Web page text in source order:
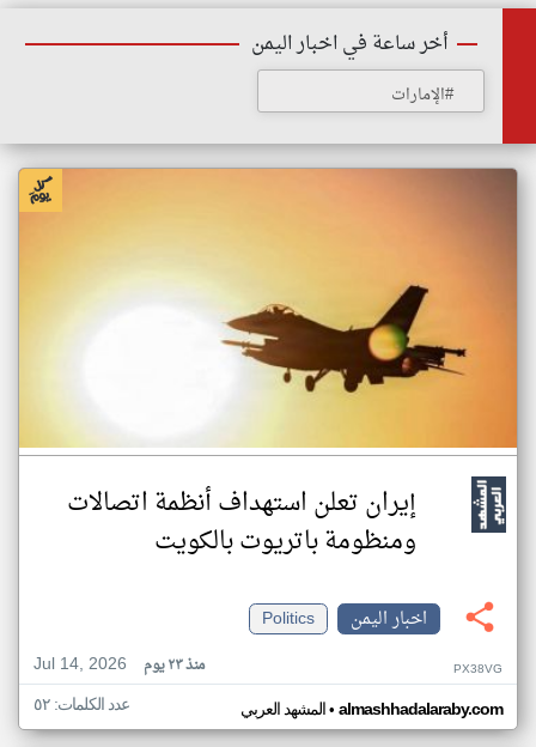
أخر ساعة في اخبار اليمن
#الإمارات
إيران تعلن استهداف أنظمة اتصالات
ومنظومة باتريوت بالكويت
اخبار اليمن
Politics
Jul 14, 2026
منذ ٢٣ يوم PX38VG
المشهد العربي• almashhadalaraby.com عدد الكلمات: ٥٢